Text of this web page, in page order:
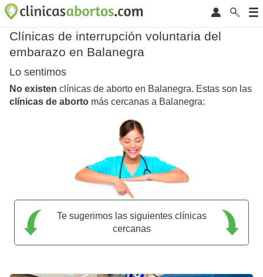
Clínicas de interrupción voluntaria del
embarazo en Balanegra
Lo sentimos
No existen clínicas de aborto en Balanegra. Estas son las
clínicas de aborto más cercanas a Balanegra:
Te sugerimos las siguientes clínicas
cercanas